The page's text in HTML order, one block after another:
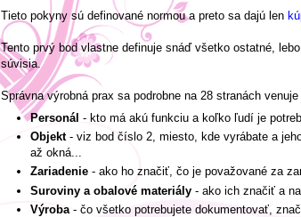
Tieto pokyny sú definované normou a preto sa dajú len
Tento prvý bod vlastne definuje snáď všetko ostatné,
súvisia.
Správna výrobná prax sa podrobne na 28 stranách
Personál - kto má akú funkciu a koľko ľudí je
Objekt- viz bod číslo 2, miesto, kde vyrábate a
až okná...
Zariadenie - ako ho značiť, čo je považované za
Suroviny a obalové materiály - ako ich značiť a
Výroba - čo všetko potrebujete dokumentovať,